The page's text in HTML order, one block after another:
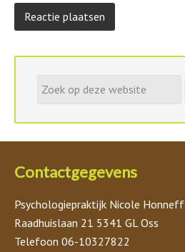
Contactgegevens
Psychologiepraktijk Nicole Honneff
Raadhuislaan 21 5341 GL Oss
Telefoon 06-10327822